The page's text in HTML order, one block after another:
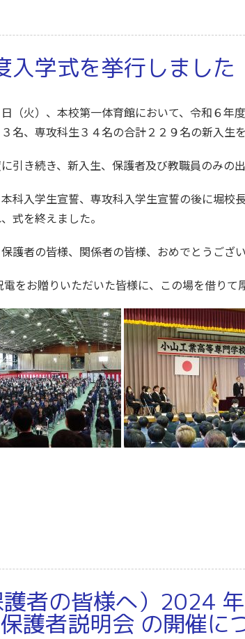
入学式を挙行しました
（火）、本校第一体育館において、令和６年
名、専攻科生３４名の合計２２９名の新入生を
引き続き、新入生、保護者及び教職員のみの
科入学生宣誓、専攻科入学生宣誓の後に堀校
式を終えました。
護者の皆様、関係者の皆様、おめでとうござい
をお贈りいただいた皆様に、この場を借りて
護者の皆様へ）2024
護者説明会 の開催に